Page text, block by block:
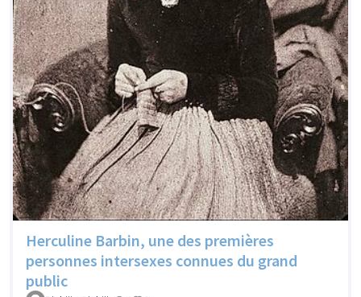
Herculine Barbin, une des premières
personnes intersexes connues du grand
public